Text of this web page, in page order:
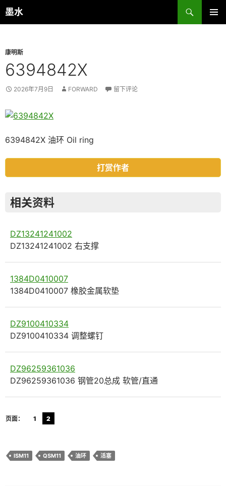
跳
至
墨水
搜
索
康明斯
6394842X
2026年7月9日 FORWARD 留下评论
6394842X 油环 Oil ring
打赏作者
相关资料
DZ13241241002
DZ13241241002 右支撑
1384D0410007
1384D0410007 橡胶金属软垫
DZ9100410334
DZ9100410334 调整螺钉
DZ96259361036
DZ96259361036 钢管20总成 软管/直通
页面： 1 2
ISM11 QSM11 油环 活塞